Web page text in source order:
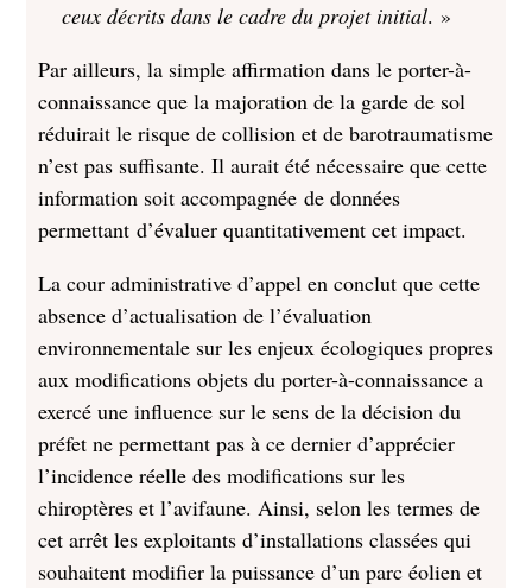
ceux décrits dans le cadre du projet initial. »
Par ailleurs, la simple affirmation dans le porter-à-
connaissance que la majoration de la garde de sol
réduirait le risque de collision et de barotraumatisme
n’est pas suffisante. Il aurait été nécessaire que cette
information soit accompagnée de données
permettant d’évaluer quantitativement cet impact.
La cour administrative d’appel en conclut que cette
absence d’actualisation de l’évaluation
environnementale sur les enjeux écologiques propres
aux modifications objets du porter-à-connaissance a
exercé une influence sur le sens de la décision du
préfet ne permettant pas à ce dernier d’apprécier
l’incidence réelle des modifications sur les
chiroptères et l’avifaune. Ainsi, selon les termes de
cet arrêt les exploitants d’installations classées qui
souhaitent modifier la puissance d’un parc éolien et